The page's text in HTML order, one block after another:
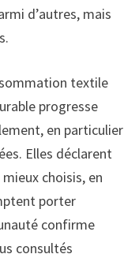
d’autres, mais
textile
progresse
en particulier
Elles déclarent
choisis, en
porter
confirme
consultés